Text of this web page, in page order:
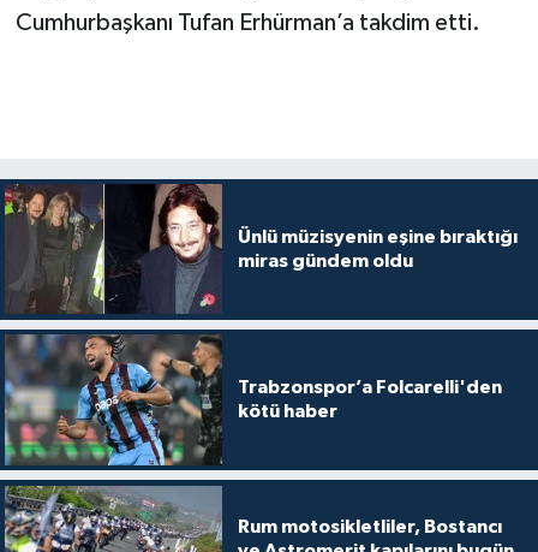
Cumhurbaşkanı Tufan Erhürman’a takdim etti.
Ünlü müzisyenin eşine bıraktığı
miras gündem oldu
Trabzonspor’a Folcarelli'den
kötü haber
Rum motosikletliler, Bostancı